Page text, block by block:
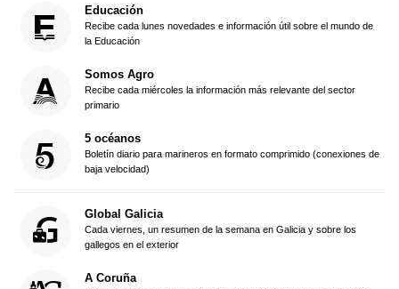
Educación
Recibe cada lunes novedades e información útil sobre el mundo de
la Educación
Somos Agro
Recibe cada miércoles la información más relevante del sector
primario
5 océanos
Boletín diario para marineros en formato comprimido (conexiones de
baja velocidad)
Global Galicia
Cada viernes, un resumen de la semana en Galicia y sobre los
gallegos en el exterior
A Coruña